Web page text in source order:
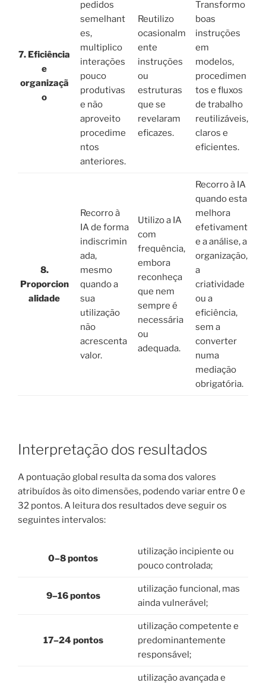
7. Eficiência
e
organizaçã
o
pedidos
semelhant
es,
multiplico
interações
pouco
produtivas
e não
aproveito
procedime
ntos
anteriores.
Reutilizo
ocasionalm
ente
instruções
ou
estruturas
que se
revelaram
eficazes.
Transformo
boas
instruções
em
modelos,
procedimen
tos e fluxos
de trabalho
reutilizáveis,
claros e
eficientes.
8.
Proporcion
alidade
Recorro à
IA de forma
indiscrimin
ada,
mesmo
quando a
sua
utilização
não
acrescenta
valor.
Utilizo a IA
com
frequência,
embora
reconheça
que nem
sempre é
necessária
ou
adequada.
Recorro à IA
quando esta
melhora
efetivament
e a análise, a
organização,
a
criatividade
ou a
eficiência,
sem a
converter
numa
mediação
obrigatória.
Interpretação dos resultados
A pontuação global resulta da soma dos valores
atribuídos às oito dimensões, podendo variar entre 0 e
32 pontos. A leitura dos resultados deve seguir os
seguintes intervalos:
0–8 pontos
utilização incipiente ou
pouco controlada;
9–16 pontos
utilização funcional, mas
ainda vulnerável;
17–24 pontos
utilização competente e
predominantemente
responsável;
utilização avançada e